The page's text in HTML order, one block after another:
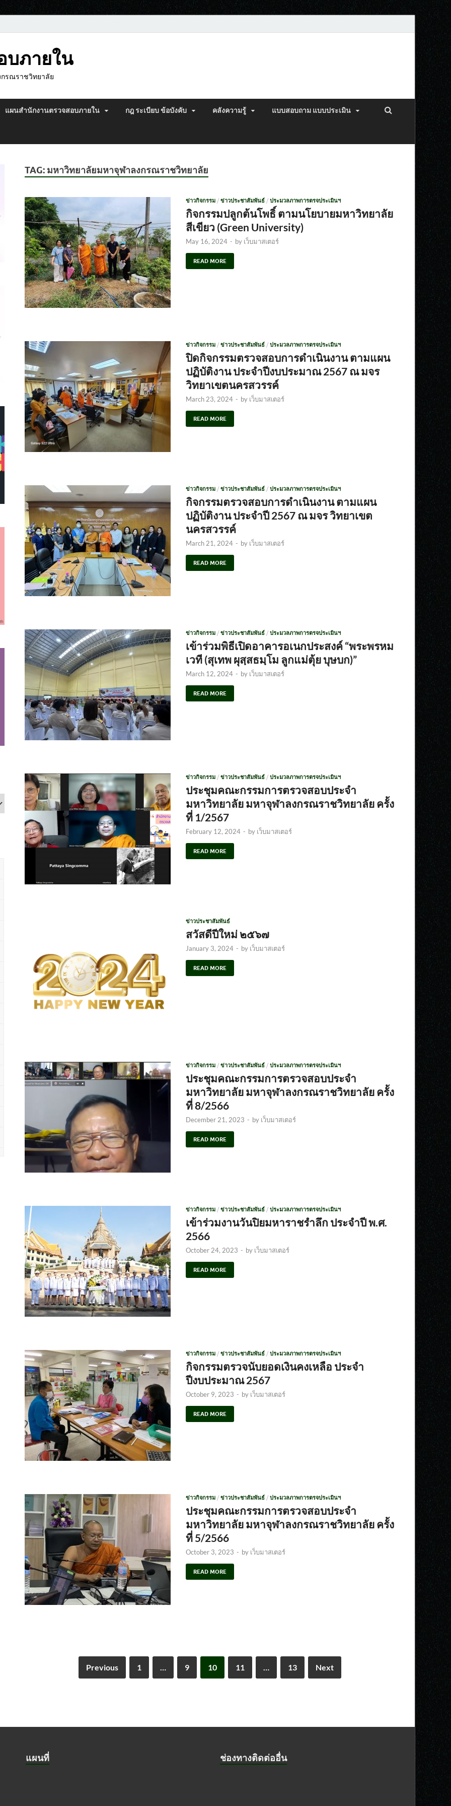
บภายใน
รณราชวิทยาลัย
แผนสำนักงานตรวจสอบภายใน กฎ ระเบียบ ข้อบังคับ คลังความรู้ แบบสอบถาม แบบประเมิน
TAG: มหาวิทยาลัยมหาจุฬาลงกรณราชวิทยาลัย
ข่าวกิจกรรม / ข่าวประชาสัมพันธ์ / ประมวลภาพการตรจประเมินฯ
กิจกรรมปลูกต้นโพธิ์ ตามนโยบายมหาวิทยาลัย
สีเขียว (Green University)
May 16, 2024 - by เว็บมาสเตอร์
READ MORE
ข่าวกิจกรรม / ข่าวประชาสัมพันธ์ / ประมวลภาพการตรจประเมินฯ
ปิดกิจกรรมตรวจสอบการดำเนินงาน ตามแผน
ปฏิบัติงาน ประจำปีงบประมาณ 2567 ณ มจร
วิทยาเขตนครสวรรค์
March 23, 2024 - by เว็บมาสเตอร์
READ MORE
ข่าวกิจกรรม / ข่าวประชาสัมพันธ์ / ประมวลภาพการตรจประเมินฯ
กิจกรรมตรวจสอบการดำเนินงาน ตามแผน
ปฏิบัติงาน ประจำปี 2567 ณ มจร วิทยาเขต
นครสวรรค์
March 21, 2024 - by เว็บมาสเตอร์
READ MORE
ข่าวกิจกรรม / ข่าวประชาสัมพันธ์ / ประมวลภาพการตรจประเมินฯ
เข้าร่วมพิธีเปิดอาคารอเนกประสงค์ “พระพรหม
เวที (สุเทพ ผุสฺสธมฺโม ลูกแม่ตุ้ย บุษบก)”
March 12, 2024 - by เว็บมาสเตอร์
READ MORE
ข่าวกิจกรรม / ข่าวประชาสัมพันธ์ / ประมวลภาพการตรจประเมินฯ
ประชุมคณะกรรมการตรวจสอบประจำ
มหาวิทยาลัย มหาจุฬาลงกรณราชวิทยาลัย ครั้ง
ที่ 1/2567
February 12, 2024 - by เว็บมาสเตอร์
READ MORE
ข่าวประชาสัมพันธ์
สวัสดีปีใหม่ ๒๕๖๗
January 3, 2024 - by เว็บมาสเตอร์
READ MORE
ข่าวกิจกรรม / ข่าวประชาสัมพันธ์ / ประมวลภาพการตรจประเมินฯ
ประชุมคณะกรรมการตรวจสอบประจำ
มหาวิทยาลัย มหาจุฬาลงกรณราชวิทยาลัย ครั้ง
ที่ 8/2566
December 21, 2023 - by เว็บมาสเตอร์
READ MORE
ข่าวกิจกรรม / ข่าวประชาสัมพันธ์ / ประมวลภาพการตรจประเมินฯ
เข้าร่วมงานวันปิยมหาราชรำลึก ประจำปี พ.ศ.
2566
October 24, 2023 - by เว็บมาสเตอร์
READ MORE
ข่าวกิจกรรม / ข่าวประชาสัมพันธ์ / ประมวลภาพการตรจประเมินฯ
กิจกรรมตรวจนับยอดเงินคงเหลือ ประจำ
ปีงบประมาณ 2567
October 9, 2023 - by เว็บมาสเตอร์
READ MORE
ข่าวกิจกรรม / ข่าวประชาสัมพันธ์ / ประมวลภาพการตรจประเมินฯ
ประชุมคณะกรรมการตรวจสอบประจำ
มหาวิทยาลัย มหาจุฬาลงกรณราชวิทยาลัย ครั้ง
ที่ 5/2566
October 3, 2023 - by เว็บมาสเตอร์
READ MORE
Previous 1 9 10 11 13 Next
แผนที่ ช่องทางติดต่ออื่น